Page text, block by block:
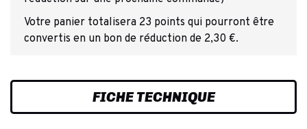
Votre panier totalisera 23 points qui pourront être
convertis en un bon de réduction de 2,30 €.
FICHE TECHNIQUE